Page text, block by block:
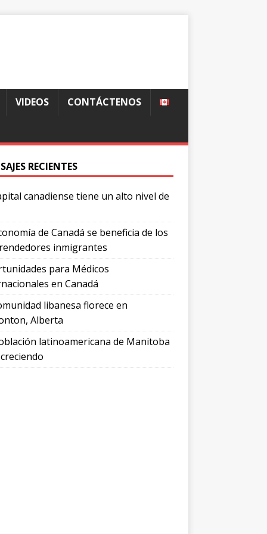
VIDEOS CONTÁCTENOS
RECIENTES
canadiense tiene un alto nivel de
de Canadá se beneficia de los
inmigrantes
para Médicos
en Canadá
libanesa florece en
Alberta
latinoamericana de Manitoba